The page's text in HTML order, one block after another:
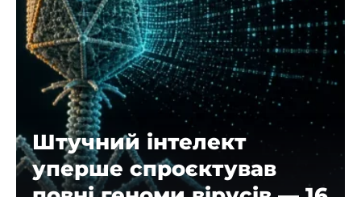
Штучний інтелект
уперше спроєктував